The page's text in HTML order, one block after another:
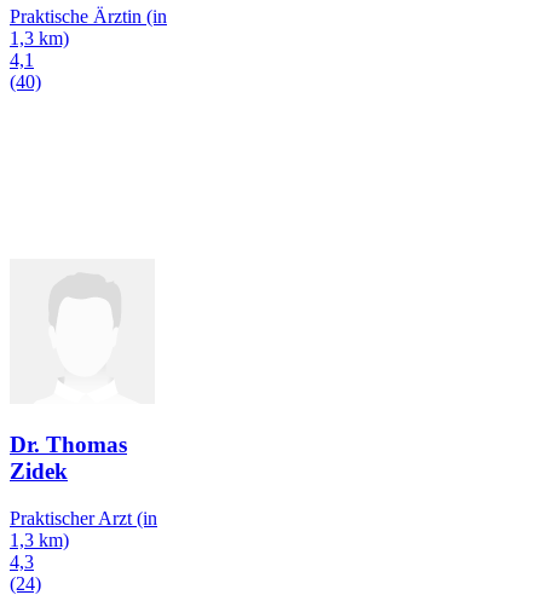
Praktische Ärztin (in
1,3 km)
4,1
(40)
Dr. Thomas
Zidek
Praktischer Arzt (in
1,3 km)
4,3
(24)